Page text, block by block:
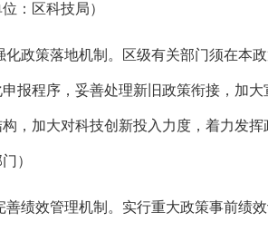
位：区科技局）
化政策落地机制。 区级有关部门须在本
报程序，妥善处理新旧政策衔接，加
，加大对科技创新投入力度，着力发挥
）
善绩效管理机制。 实行重大政策事前绩